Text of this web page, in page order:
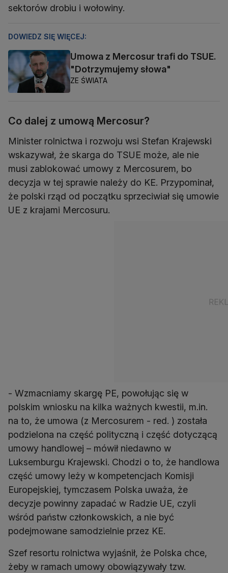
sektorów drobiu i wołowiny.
DOWIEDZ SIĘ WIĘCEJ:
Umowa z Mercosur trafi do TSUE.
"Dotrzymujemy słowa"
ZE ŚWIATA
Co dalej z umową Mercosur?
Minister rolnictwa i rozwoju wsi Stefan Krajewski
wskazywał, że skarga do TSUE może, ale nie
musi zablokować umowy z Mercosurem, bo
decyzja w tej sprawie należy do KE. Przypominał,
że polski rząd od początku sprzeciwiał się umowie
UE z krajami Mercosuru.
- Wzmacniamy skargę PE, powołując się w
polskim wniosku na kilka ważnych kwestii, m.in.
na to, że umowa (z Mercosurem - red. ) została
podzielona na część polityczną i część dotyczącą
umowy handlowej – mówił niedawno w
Luksemburgu Krajewski. Chodzi o to, że handlowa
część umowy leży w kompetencjach Komisji
Europejskiej, tymczasem Polska uważa, że
decyzje powinny zapadać w Radzie UE, czyli
wśród państw członkowskich, a nie być
podejmowane samodzielnie przez KE.
Szef resortu rolnictwa wyjaśnił, że Polska chce,
żeby w ramach umowy obowiązywały tzw.